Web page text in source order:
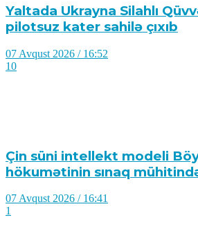
Yaltada Ukrayna Silahlı
pilotsuz kater sahilə çıxıb
07 Avqust 2026 / 16:52
10
Çin süni intellekt modeli
hökumətinin sınaq
07 Avqust 2026 / 16:41
1